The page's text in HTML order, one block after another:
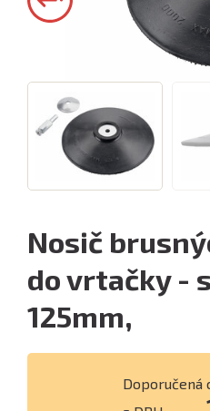
Nosič
do vrtačky -
125mm,
Doporučená